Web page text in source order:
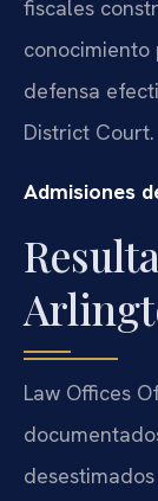
fiscales
defensa
District Court.
Admisiones
Law Offices